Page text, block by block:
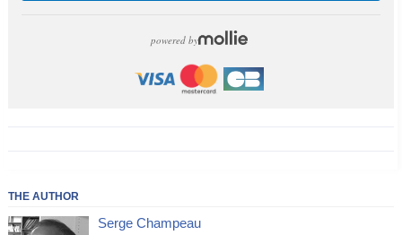
powered by
THE AUTHOR
Serge Champeau